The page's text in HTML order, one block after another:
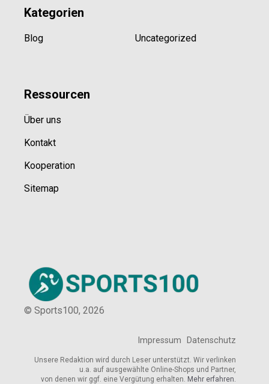
Kategorien
Blog Uncategorized
Ressourcen
Über uns
Kontakt
Kooperation
Sitemap
© Sports100, 2026
Impressum Datenschutz
Unsere Redaktion wird durch Leser unterstützt. Wir verlinken
u.a. auf ausgewählte Online-Shops und Partner,
von denen wir ggf. eine Vergütung erhalten. Mehr erfahren.